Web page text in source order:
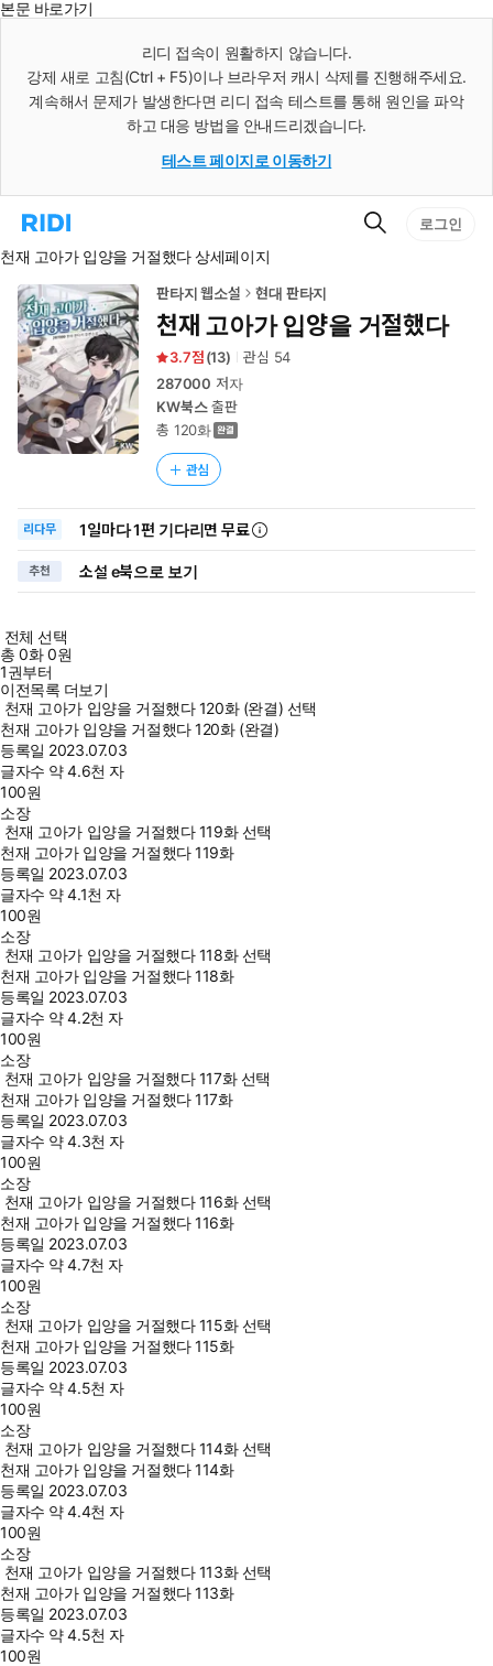
본문 바로가기
리디 접속이 원활하지 않습니다.
강제 새로 고침(Ctrl + F5)이나 브라우저 캐시 삭제를 진행해주세요.
계속해서 문제가 발생한다면 리디 접속 테스트를 통해 원인을 파악
하고 대응 방법을 안내드리겠습니다.
테스트 페이지로 이동하기
리
홈
로
이
동
검
로그인
천재 고아가 입양을 거절했다 상세페이지
판타지 웹소설 현대 판타지
천재 고아가 입양을 거절했다
3.7 (13) 관심 54
287000 저자
KW북스출판
총 120화
관심
리다무 1일마다1편 기다리면 무료
추천 소설 e북으로 보기
전체 선택
총0화0원
1권부터
이전목록 더보기
천재 고아가 입양을 거절했다 120화 (완결) 선택
천재 고아가 입양을 거절했다 120화 (완결)
등록일 2023.07.03
글자수 약 4.6천 자
100원
소장
천재 고아가 입양을 거절했다 119화 선택
천재 고아가 입양을 거절했다 119화
등록일 2023.07.03
글자수 약 4.1천 자
100원
소장
천재 고아가 입양을 거절했다 118화 선택
천재 고아가 입양을 거절했다 118화
등록일 2023.07.03
글자수 약 4.2천 자
100원
소장
천재 고아가 입양을 거절했다 117화 선택
천재 고아가 입양을 거절했다 117화
등록일 2023.07.03
글자수 약 4.3천 자
100원
소장
천재 고아가 입양을 거절했다 116화 선택
천재 고아가 입양을 거절했다 116화
등록일 2023.07.03
글자수 약 4.7천 자
100원
소장
천재 고아가 입양을 거절했다 115화 선택
천재 고아가 입양을 거절했다 115화
등록일 2023.07.03
글자수 약 4.5천 자
100원
소장
천재 고아가 입양을 거절했다 114화 선택
천재 고아가 입양을 거절했다 114화
등록일 2023.07.03
글자수 약 4.4천 자
100원
소장
천재 고아가 입양을 거절했다 113화 선택
천재 고아가 입양을 거절했다 113화
등록일 2023.07.03
글자수 약 4.5천 자
100원